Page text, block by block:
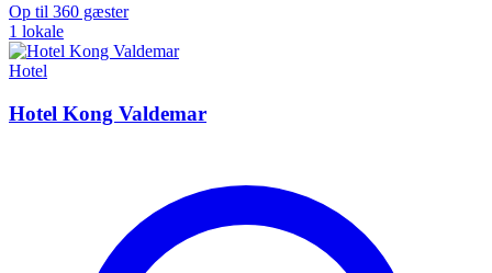
Op til 360 gæster
1 lokale
Hotel
Hotel Kong Valdemar